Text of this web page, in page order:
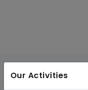
Our Activities